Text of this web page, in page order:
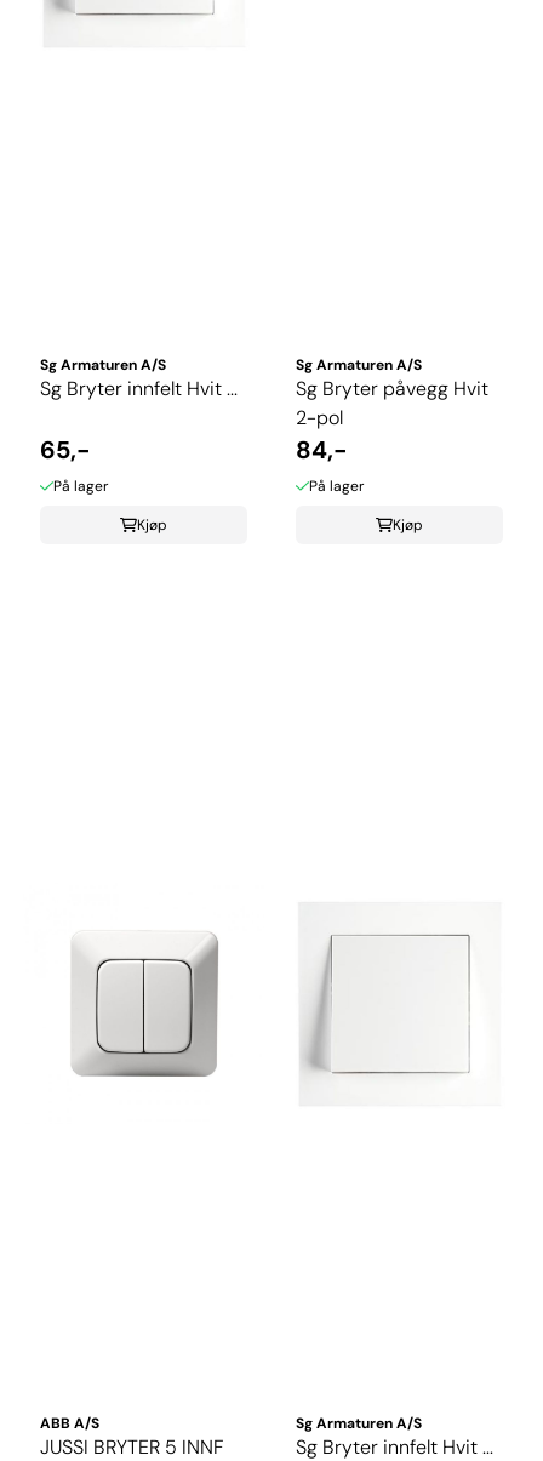
Sg Armaturen A/S
Sg Bryter innfelt Hvit ...
65,-
På lager
Kjøp
Sg Armaturen A/S
Sg Bryter påvegg Hvit
2-pol
84,-
På lager
Kjøp
ABB A/S
JUSSI BRYTER 5 INNF
Sg Armaturen A/S
Sg Bryter innfelt Hvit ...